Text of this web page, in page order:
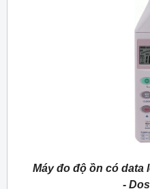
Máy đo độ ồn có data
-